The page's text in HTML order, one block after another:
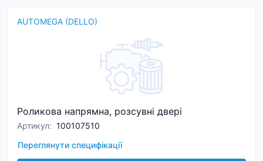
AUTOMEGA (DELLO)
Роликова напрямна, розсувні двері
Артикул: 100107510
Переглянути специфікації